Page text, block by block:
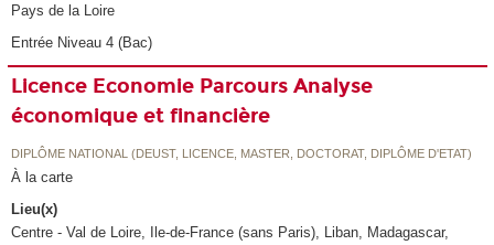
Pays de la Loire
Entrée Niveau 4 (Bac)
Licence Economie Parcours Analyse
économique et financière
DIPLÔME NATIONAL (DEUST, LICENCE, MASTER, DOCTORAT, DIPLÔME D'ETAT)
À la carte
Lieu(x)
Centre - Val de Loire, Ile-de-France (sans Paris), Liban, Madagascar,